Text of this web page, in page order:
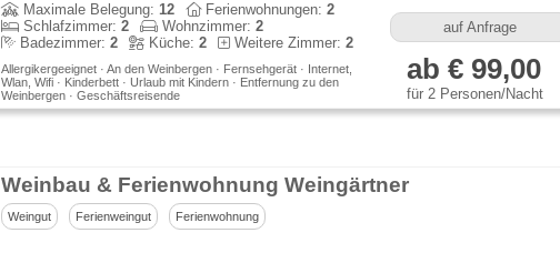
Maximale Belegung: 12 Ferienwohnungen: 2
Schlafzimmer: 2 Wohnzimmer: 2
Badezimmer: 2 Küche: 2 Weitere Zimmer: 2
Allergikergeeignet · An den Weinbergen · Fernsehgerät · Internet,
Wlan, Wifi · Kinderbett · Urlaub mit Kindern · Entfernung zu den
Weinbergen · Geschäftsreisende
auf Anfrage
ab € 99,00
für 2 Personen/Nacht
Weinbau & Ferienwohnung Weingärtner
Weingut Ferienweingut Ferienwohnung